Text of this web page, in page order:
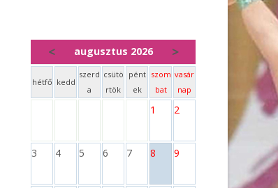
< augusztus 2026 >
hétfő kedd
szerd
a
csütö
rtök
pént
ek
szom
bat
vasár
nap
1 2
3 4 5 6 7 8 9